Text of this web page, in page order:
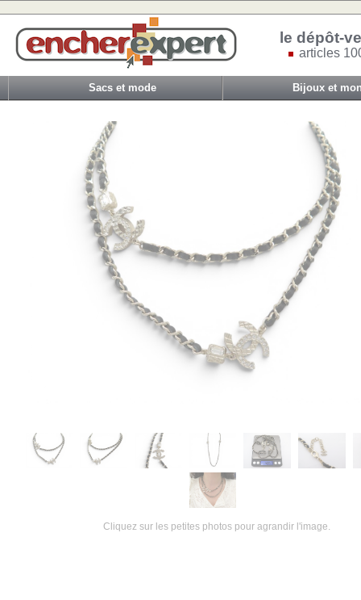
le dépôt-
articles
Sacs et mode Bijoux et
Cliquez sur les petites photos pour agrandir l'image.